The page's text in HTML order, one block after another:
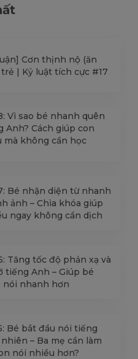
Cơn thịnh nộ (ăn
trẻ | Kỷ luật tích cực #17
Vì sao bé nhanh quên
Anh? Cách giúp con
mà không cần học
Bé nhận diện từ nhanh
ảnh – Chìa khóa giúp
ngay không cần dịch
Tăng tốc độ phản xạ và
tiếng Anh – Giúp bé
nói nhanh hơn
Bé bắt đầu nói tiếng
– Ba mẹ cần làm
nói nhiều hơn?